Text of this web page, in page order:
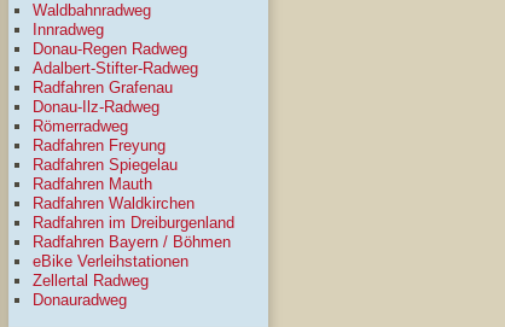
Waldbahnradweg
Innradweg
Donau-Regen Radweg
Adalbert-Stifter-Radweg
Radfahren Grafenau
Donau-Ilz-Radweg
Römerradweg
Radfahren Freyung
Radfahren Spiegelau
Radfahren Mauth
Radfahren Waldkirchen
Radfahren im Dreiburgenland
Radfahren Bayern / Böhmen
eBike Verleihstationen
Zellertal Radweg
Donauradweg